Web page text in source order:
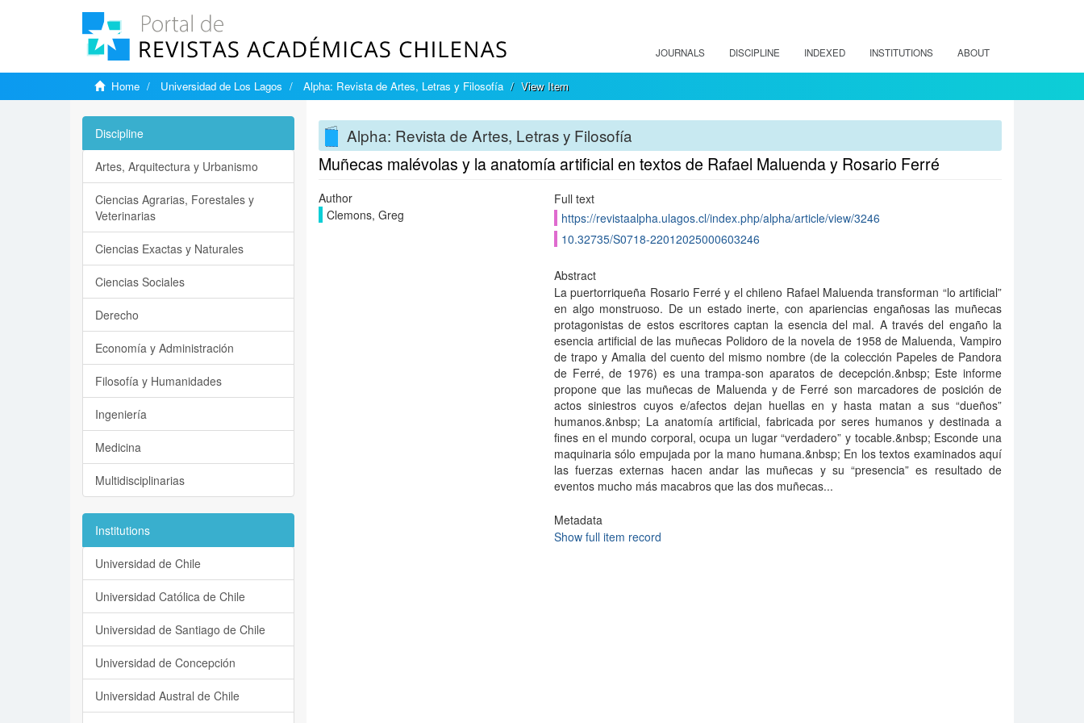
JOURNALS DISCIPLINE INDEXED INSTITUTIONS ABOUT
Home Universidad de Los Lagos Alpha: Revista de Artes, Letras y Filosofía View Item
Alpha: Revista de Artes, Letras y Filosofía
Muñecas malévolas y la anatomía artificial en textos de Rafael Maluenda y Rosario Ferré
Author
Clemons, Greg
Full text
https://revistaalpha.ulagos.cl/index.php/alpha/article/view/3246
10.32735/S0718-22012025000603246
Abstract
La puertorriqueña Rosario Ferré y el chileno Rafael Maluenda transforman “lo artificial”
en algo monstruoso. De un estado inerte, con apariencias engañosas las muñecas
protagonistas de estos escritores captan la esencia del mal. A través del engaño la
esencia artificial de las muñecas Polidoro de la novela de 1958 de Maluenda, Vampiro
de trapo y Amalia del cuento del mismo nombre (de la colección Papeles de Pandora
de Ferré, de 1976) es una trampa-son aparatos de decepción.&nbsp; Este informe
propone que las muñecas de Maluenda y de Ferré son marcadores de posición de
actos siniestros cuyos e/afectos dejan huellas en y hasta matan a sus “dueños”
humanos.&nbsp; La anatomía artificial, fabricada por seres humanos y destinada a
fines en el mundo corporal, ocupa un lugar “verdadero” y tocable.&nbsp; Esconde una
maquinaria sólo empujada por la mano humana.&nbsp; En los textos examinados aquí
las fuerzas externas hacen andar las muñecas y su “presencia” es resultado de
eventos mucho más macabros que las dos muñecas...
Metadata
Show full item record
Discipline
Artes, Arquitectura y Urbanismo
Ciencias Agrarias, Forestales y
Veterinarias
Ciencias Exactas y Naturales
Ciencias Sociales
Derecho
Economía y Administración
Filosofía y Humanidades
Ingeniería
Medicina
Multidisciplinarias
Institutions
Universidad de Chile
Universidad Católica de Chile
Universidad de Santiago de Chile
Universidad de Concepción
Universidad Austral de Chile